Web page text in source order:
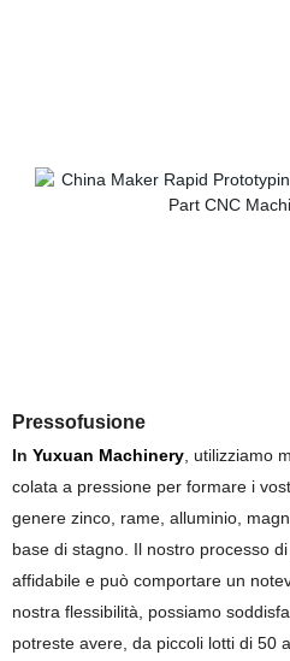
Pressofusione
In Yuxuan Machinery, utilizziamo
colata a pressione per formare i
genere zinco, rame, alluminio,
base di stagno. Il nostro processo
affidabile e può comportare un
nostra flessibilità, possiamo
potreste avere, da piccoli lotti di 50